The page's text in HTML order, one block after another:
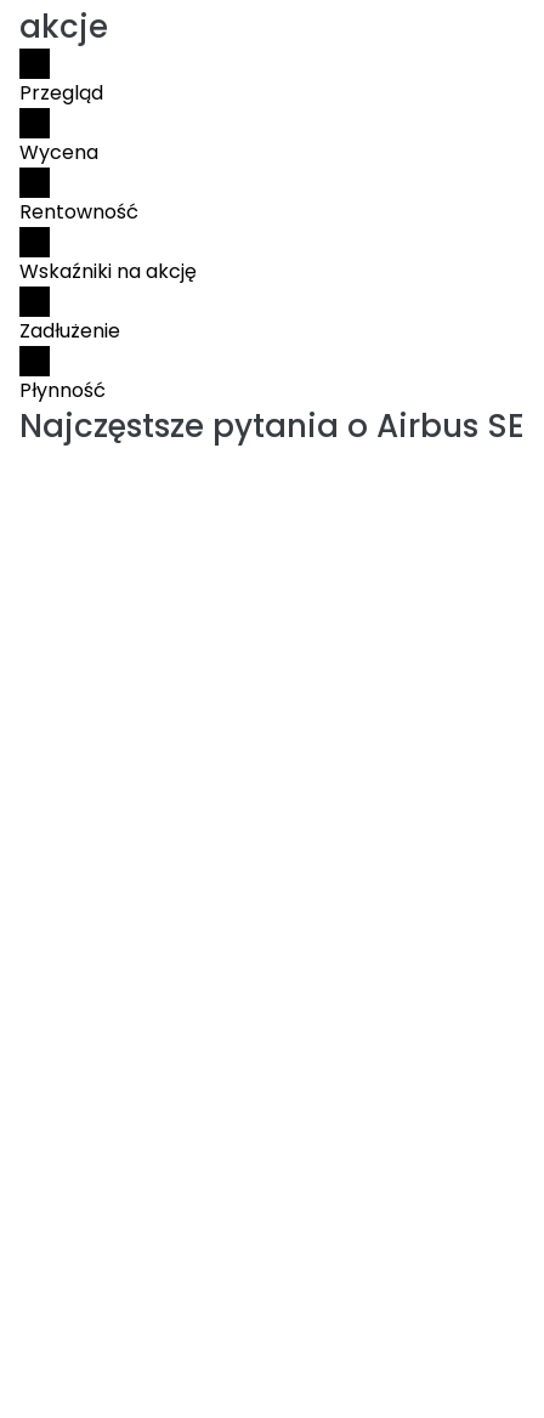
akcje
Przegląd
Wycena
Rentowność
Wskaźniki na akcję
Zadłużenie
Płynność
Najczęstsze pytania o Airbus SE